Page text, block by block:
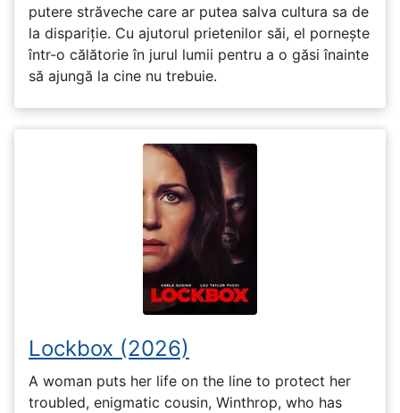
putere străveche care ar putea salva cultura sa de
la dispariție. Cu ajutorul prietenilor săi, el pornește
într-o călătorie în jurul lumii pentru a o găsi înainte
să ajungă la cine nu trebuie.
Lockbox (2026)
A woman puts her life on the line to protect her
troubled, enigmatic cousin, Winthrop, who has